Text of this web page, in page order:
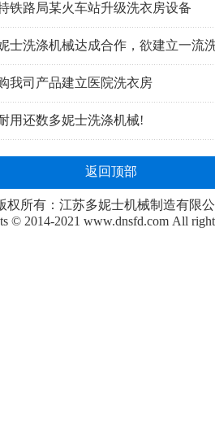
铁路局某火车站升级洗衣房设备
士洗涤机械达成合作，欲建立一流
我司产品建立医院洗衣房
用还数多妮士洗涤机械!
返回顶部
权所有：江苏多妮士机械制造有限
© 2014-2021 www.dnsfd.com All